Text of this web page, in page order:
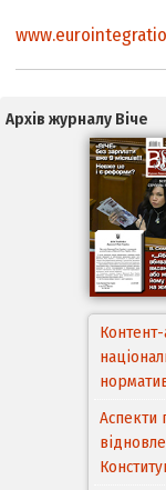
Архів журналу Віче
Аспекти